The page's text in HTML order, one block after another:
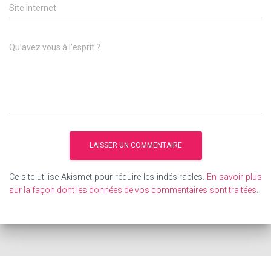
Site internet
Qu’avez vous à l’esprit ?
Ce site utilise Akismet pour réduire les indésirables. En savoir plus
sur la façon dont les données de vos commentaires sont traitées